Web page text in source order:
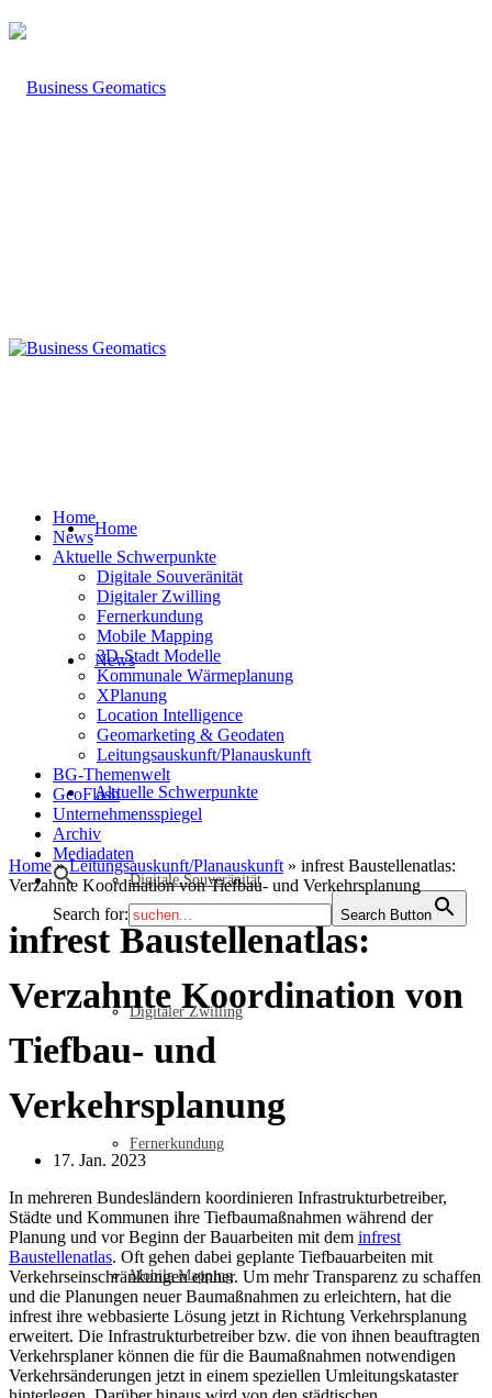
Home
News
Aktuelle Schwerpunkte
Digitale Souveränität
Digitaler Zwilling
Fernerkundung
Mobile Mapping
Home
News
Aktuelle Schwerpunkte
Digitale Souveränität
Digitaler Zwilling
Fernerkundung
Mobile Mapping
3D-Stadt Modelle
Kommunale Wärmeplanung
XPlanung
Location Intelligence
Geomarketing & Geodaten
Leitungsauskunft/Planauskunft
BG-Themenwelt
GeoFlash
Unternehmensspiegel
Archiv
Mediadaten
Search for: Search Button
Home»Leitungsauskunft/Planauskunft » infrest Baustellenatlas:
Verzahnte Koordination von Tiefbau- und Verkehrsplanung
infrest Baustellenatlas:
Verzahnte Koordination von
Tiefbau- und
Verkehrsplanung
17. Jan. 2023
In mehreren Bundesländern koordinieren Infrastrukturbetreiber,
Städte und Kommunen ihre Tiefbaumaßnahmen während der
Planung und vor Beginn der Bauarbeiten mit dem infrest
Baustellenatlas. Oft gehen dabei geplante Tiefbauarbeiten mit
Verkehrseinschränkungen einher. Um mehr Transparenz zu schaffen
und die Planungen neuer Baumaßnahmen zu erleichtern, hat die
infrest ihre webbasierte Lösung jetzt in Richtung Verkehrsplanung
erweitert. Die Infrastrukturbetreiber bzw. die von ihnen beauftragten
Verkehrsplaner können die für die Baumaßnahmen notwendigen
Verkehrsänderungen jetzt in einem speziellen Umleitungskataster